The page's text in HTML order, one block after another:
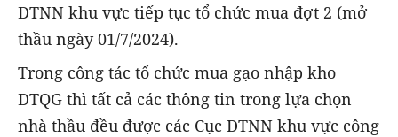
DTNN khu vực tiếp tục tổ chức mua đợt 2 (mở
thầu ngày 01/7/2024).
Trong công tác tổ chức mua gạo nhập kho
DTQG thì tất cả các thông tin trong lựa chọn
nhà thầu đều được các Cục DTNN khu vực công